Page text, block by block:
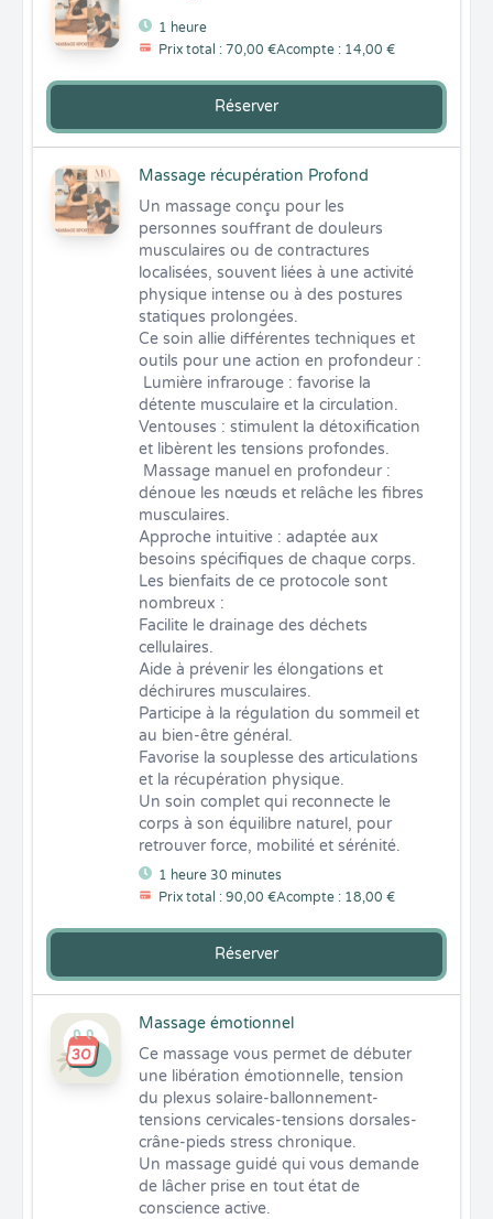
1 heure
Prix total : 70,00 €Acompte : 14,00 €
Réserver
Massage récupération Profond
1 heure 30 minutes
Prix total : 90,00 €Acompte : 18,00 €
Un massage conçu pour les
personnes souffrant de douleurs
musculaires ou de contractures
localisées, souvent liées à une activité
physique intense ou à des postures
statiques prolongées.
Ce soin allie différentes techniques et
outils pour une action en profondeur :
détente musculaire et la circulation.
Ventouses : stimulent la détoxification
et libèrent les tensions profondes.
dénoue les nœuds et relâche les fibres
musculaires.
Approche intuitive : adaptée aux
besoins spécifiques de chaque corps.
Les bienfaits de ce protocole sont
nombreux :
Facilite le drainage des déchets
cellulaires.
Aide à prévenir les élongations et
déchirures musculaires.
Participe à la régulation du sommeil et
au bien-être général.
Favorise la souplesse des articulations
et la récupération physique.
Un soin complet qui reconnecte le
corps à son équilibre naturel, pour
retrouver force, mobilité et sérénité.
Réserver
Massage émotionnel
Ce massage vous permet de débuter
une libération émotionnelle, tension
du plexus solaire-ballonnement-
tensions cervicales-tensions dorsales-
crâne-pieds stress chronique.
Un massage guidé qui vous demande
de lâcher prise en tout état de
conscience active.